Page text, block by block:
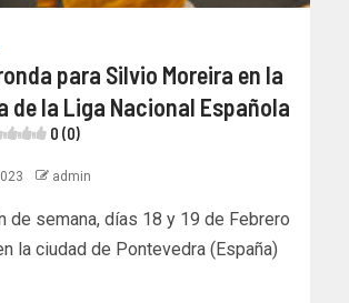
para Silvio Moreira en la
de la Liga Nacional Española
0 (0)
admin
de semana, días 18 y 19 de Febrero
la ciudad de Pontevedra (España)